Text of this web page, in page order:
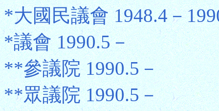
*大國民議會 1948.4－
*議會 1990.5－
**參議院 1990.5－
**眾議院 1990.5－